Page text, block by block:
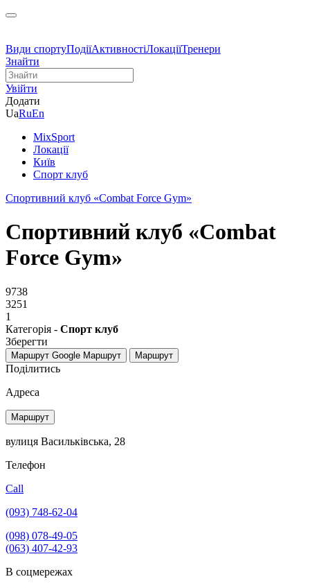
Види спортуПодіїАктивностіЛокаціїТренери
Знайти
Увійти
Додати
UaRuEn
MixSport
Локації
Київ
Спорт клуб
Спортивний клуб «Combat Force Gym»
Спортивний клуб «Combat
Force Gym»
9738
3251
1
Категорія - Спорт клуб
Зберегти
Маршрут Google Маршрут Маршрут
Поділитись
Адреса
Маршрут
вулиця Васильківська, 28
Телефон
Call
(093) 748-62-04
(098) 078-49-05
(063) 407-42-93
В соцмережах